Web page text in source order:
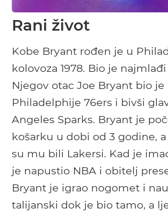
Rani život
Kobe Bryant rođen je u
kolovoza 1978. Bio je
Njegov otac Joe Bryant bio je
Philadelphije 76ers i bivši
Angeles Sparks. Bryant je
košarku u dobi od 3 godine,
su mu bili Lakersi. Kad je
je napustio NBA i obitelj
Bryant je igrao nogomet i
talijanski dok je bio tamo, a